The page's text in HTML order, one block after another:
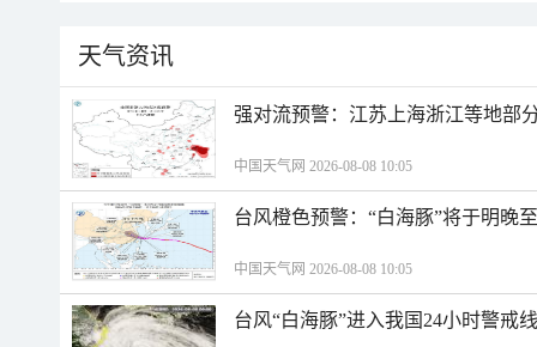
天气资讯
强对流预警：江苏上海浙江等地部
中国天气网 2026-08-08 10:05
台风橙色预警：“白海豚”将于明晚
中国天气网 2026-08-08 10:05
台风“白海豚”进入我国24小时警戒